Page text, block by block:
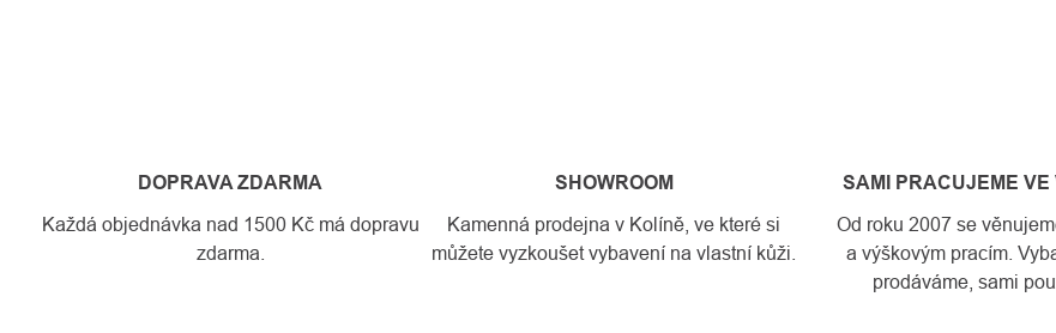
DOPRAVA ZDARMA
Každá objednávka nad 1500 Kč má dopravu
zdarma.
SHOWROOM
Kamenná prodejna v Kolíně, ve které si
můžete vyzkoušet vybavení na vlastní kůži.
SAMI PRACUJEME
Od roku 2007 se
a výškovým pracím.
prodáváme, sami